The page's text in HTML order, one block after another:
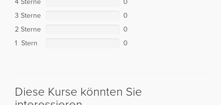
3 Sterne
0
2 Sterne
0
1 Stern
0
Diese Kurse könnten Sie